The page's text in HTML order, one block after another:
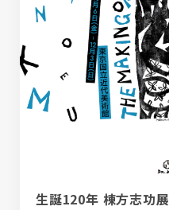
生誕120年 棟方志功展